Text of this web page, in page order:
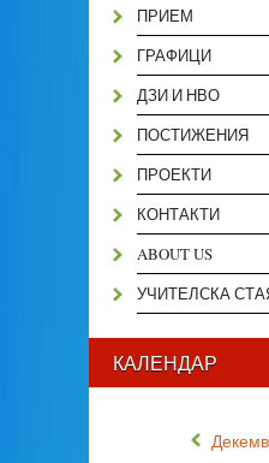
ПРИЕМ
ГРАФИЦИ
ДЗИ И НВО
ПОСТИЖЕНИЯ
ПРОЕКТИ
КОНТАКТИ
ABOUT US
УЧИТЕЛСКА
КАЛЕНДАР